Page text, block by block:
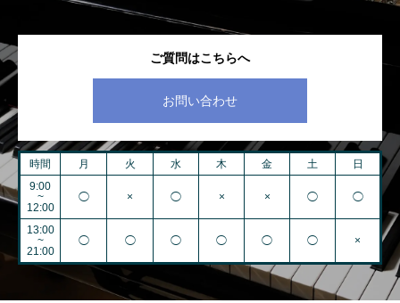
ご質問はこちらへ
お問い合わせ
時間 月 火 水 木 金 土
日
9:00
~
12:00
◯ × ◯ × × ◯ ◯
13:00
~
21:00
◯ ◯ ◯ ◯ ◯ ◯ ×